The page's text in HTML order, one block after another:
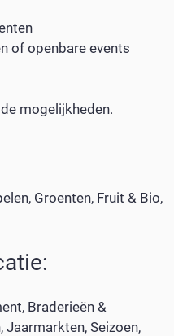
of openbare events
mogelijkheden.
Groenten, Fruit & Bio
Braderieën &
Jaarmarkten Seizoen,